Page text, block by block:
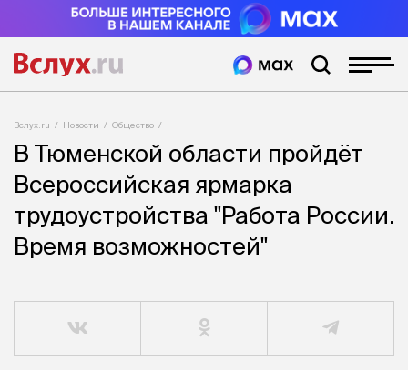
Вслух.ru Новости Общество
В Тюменской области пройдёт
Всероссийская ярмарка
трудоустройства "Работа России.
Время возможностей"